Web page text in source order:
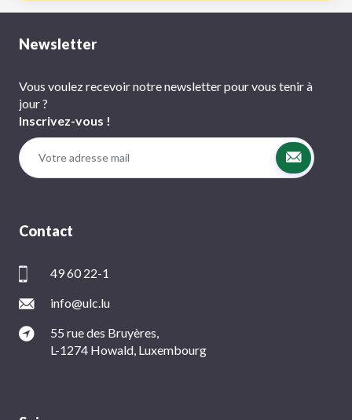
Newsletter
Vous voulez recevoir notre newsletter pour vous tenir à
jour ?
Inscrivez-vous !
Contact
49 60 22-1
info@ulc.lu
55 rue des Bruyères,
L-1274 Howald, Luxembourg